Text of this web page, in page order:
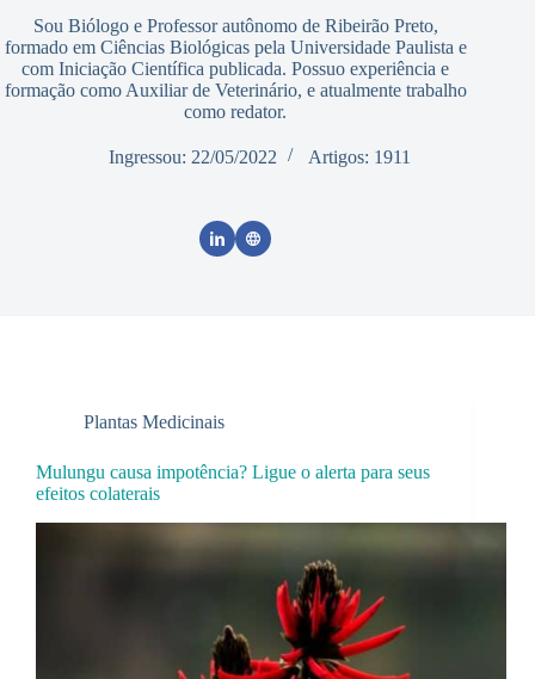
Sou Biólogo e Professor autônomo de Ribeirão Preto,
formado em Ciências Biológicas pela Universidade Paulista e
com Iniciação Científica publicada. Possuo experiência e
formação como Auxiliar de Veterinário, e atualmente trabalho
como redator.
Ingressou: 22/05/2022 Artigos: 1911
Plantas Medicinais
Mulungu causa impotência? Ligue o alerta para seus
efeitos colaterais